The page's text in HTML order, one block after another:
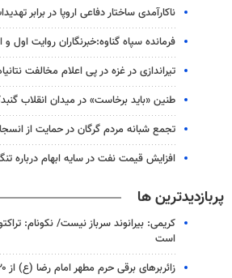
ناکارآمدی ساختار دفاعی اروپا در برابر
فرمانده سپاه گناوه:خبرنگاران روایت اول و
تیراندازی در غزه در پی اعلام مخالفت
طنین «باید برخاست» در میدان انقلاب
تجمع شبانه مردم گرگان در حمایت از
افزایش قیمت نفت در سایه ابهام درباره
پربازدیدترین ها
کریمی: بیرانوند سرباز نیست/ نکونام:
است
زائربرهای برقی حرم مطهر امام رضا (ع) از ۲۰ مرداد ۱۴۰۵ متوقف می‌شوند